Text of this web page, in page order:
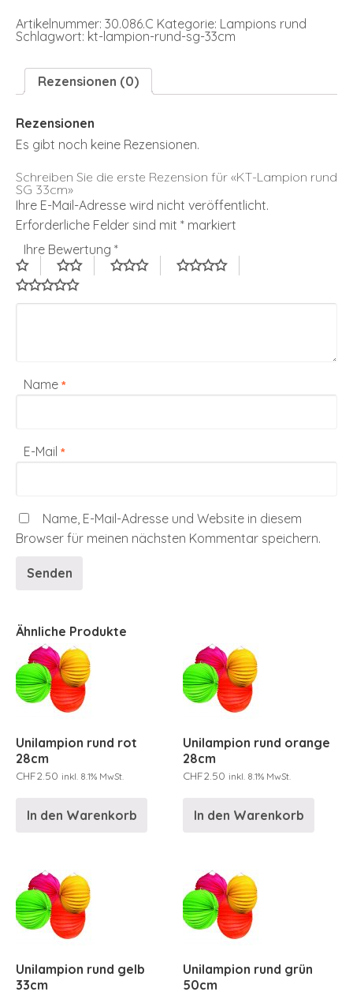
Artikelnummer: 30.086.C Kategorie: Lampions rund
Schlagwort: kt-lampion-rund-sg-33cm
Rezensionen (0)
Rezensionen
Es gibt noch keine Rezensionen.
Schreiben Sie die erste Rezension für «KT-Lampion rund
SG 33cm»
Ihre E-Mail-Adresse wird nicht veröffentlicht.
Erforderliche Felder sind mit * markiert
Ihre Bewertung *
Name *
E-Mail *
Name, E-Mail-Adresse und Website in diesem
Browser für meinen nächsten Kommentar speichern.
Ähnliche Produkte
Unilampion rund rot
28cm
CHF2.50 inkl. 8.1% MwSt.
In den Warenkorb
Unilampion rund orange
28cm
CHF2.50 inkl. 8.1% MwSt.
In den Warenkorb
Unilampion rund gelb
33cm
Unilampion rund grün
50cm